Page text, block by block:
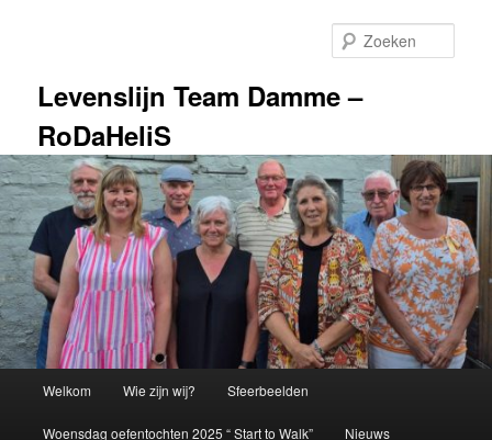
inhoudLevenslijn Team Damme –
RoDaHeliS
Welkom Wie zijn wij? Sfeerbeelden
Woensdag oefentochten 2025 “ Start to Walk” Nieuws